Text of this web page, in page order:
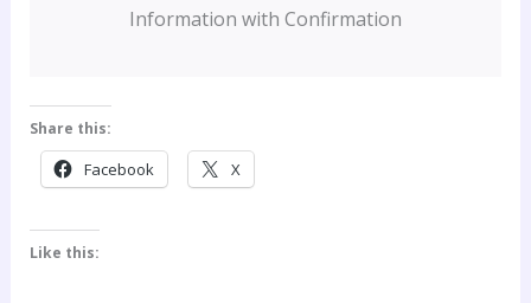
Information with Confirmation
Share this:
Facebook X
Like this: